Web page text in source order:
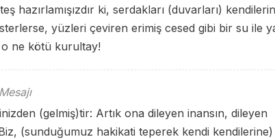
hazırlamışızdır ki, serdakları (duvarları)
yüzleri çeviren erimiş cesed gibi bir su ile
ne kötü kurultay!
(gelmiş)tir: Artık ona dileyen inansın, dileyen
(sunduğumuz hakikati teperek kendi kendilerine)